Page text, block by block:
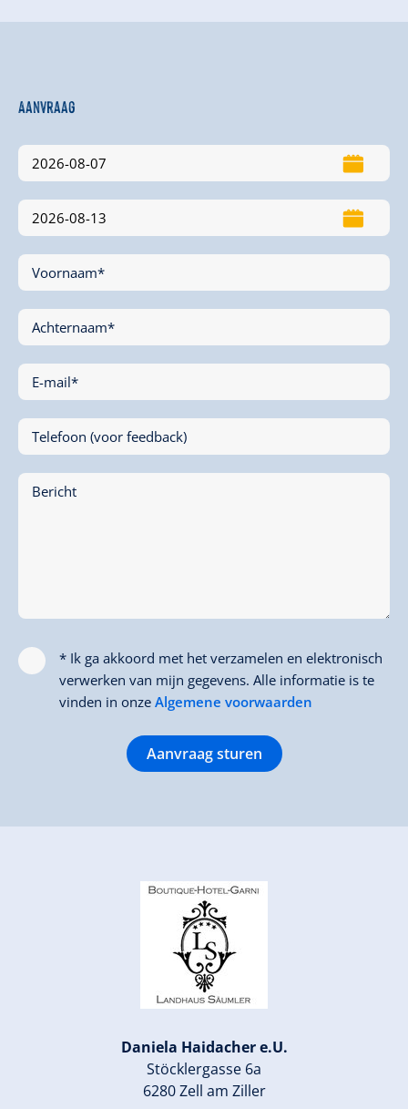
Aanvraag
Voornaam*
Achternaam*
E-mail*
Telefoon (voor feedback)
Bericht
* Ik ga akkoord met het verzamelen en elektronisch
verwerken van mijn gegevens. Alle informatie is te
vinden in onze Algemene voorwaarden
Aanvraag sturen
Daniela Haidacher e.U.
Stöcklergasse 6a
6280 Zell am Ziller